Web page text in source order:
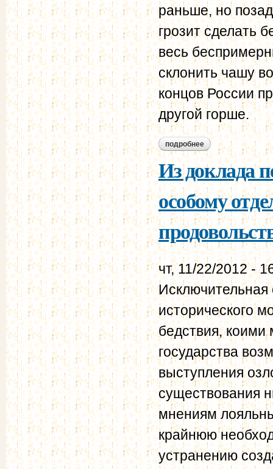
раньше, но
грозит сделать
весь
склонить чашу
концов России
другой горше.
подробнее о записка
хозяйственной
Из доклада
особому
чт, 11/22/2012 -
Исключительная
исторического
бедствия, коими
государства
выступления
существования
мнениям
крайнюю
устранению